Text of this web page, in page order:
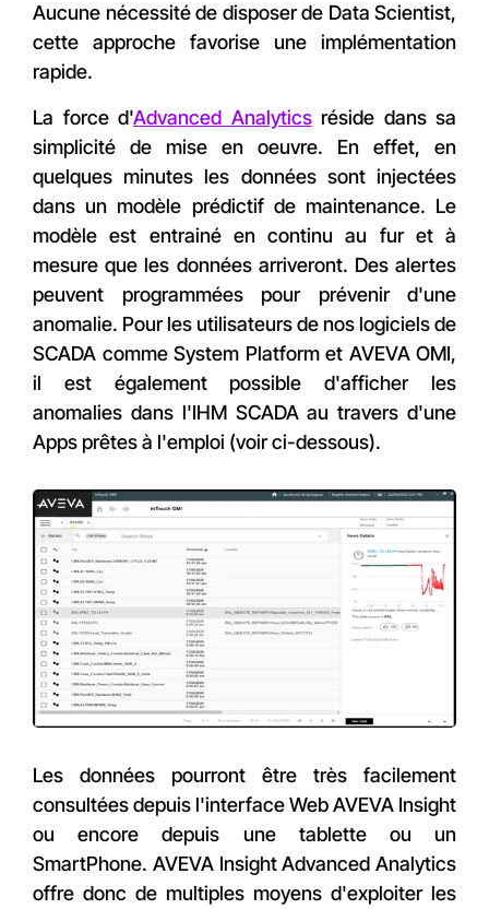
Aucune nécessité de disposer de Data Scientist,
cette approche favorise une implémentation
rapide.
La force d'Advanced Analyticsréside dans sa
simplicité de mise en oeuvre. En effet, en
quelques minutes les données sont injectées
dans un modèle prédictif de maintenance. Le
modèle est entrainé en continu au fur et à
mesure que les données arriveront. Des alertes
peuvent programmées pour prévenir d'une
anomalie. Pour les utilisateurs de nos logiciels de
SCADA comme System Platform et AVEVA OMI,
il est également possible d'afficher les
anomalies dans l'IHM SCADA au travers d'une
Apps prêtes à l'emploi (voir ci-dessous).
Les données pourront être très facilement
consultées depuis l'interface Web AVEVA Insight
ou encore depuis une tablette ou un
SmartPhone. AVEVA Insight Advanced Analytics
offre donc de multiples moyens d'exploiter les